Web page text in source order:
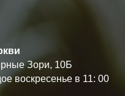
Зори, 10Б
воскресенье в 11: 00